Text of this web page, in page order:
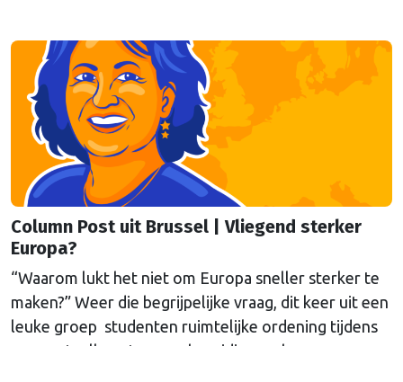
Column Post uit Brussel | Vliegend sterker
Europa?
“Waarom lukt het niet om Europa sneller sterker te
maken?” Weer die begrijpelijke vraag, dit keer uit een
leuke groep studenten ruimtelijke ordening tijdens
een gastcollege ter voorbereiding op hun